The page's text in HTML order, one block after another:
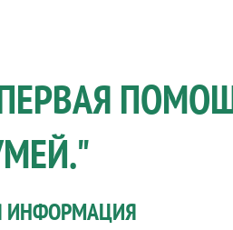
ИНФОРМАЦИЯ